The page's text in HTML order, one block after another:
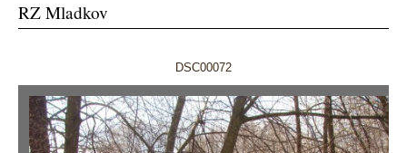
RZ Mladkov
DSC00072